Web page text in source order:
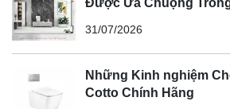
31/07/2026
Những Kinh nghiệm
Cotto Chính Hãng